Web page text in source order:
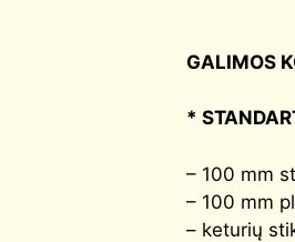
GALIMOS
*
– 100 mm
– 100 mm
– keturių